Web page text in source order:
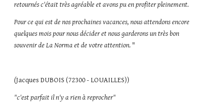
retournés c'était très agréable et avons pu en profiter pleinement.
Pour ce qui est de nos prochaines vacances, nous attendons encore
quelques mois pour nous décider et nous garderons un très bon
souvenir de La Norma et de votre attention. "
(Jacques DUBOIS (72300 - LOUAILLES))
"c'est parfait il n'y a rien à reprocher"